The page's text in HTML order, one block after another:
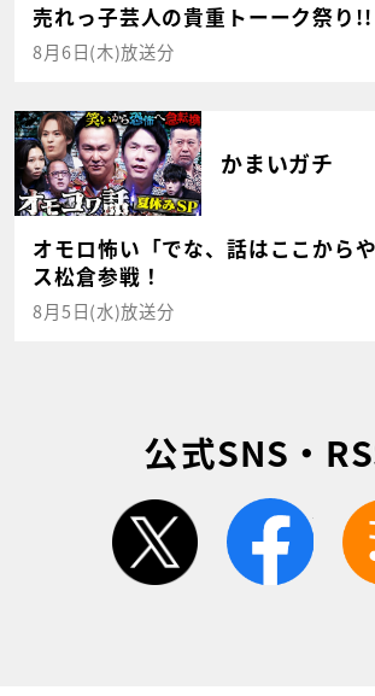
売れっ子芸人の貴重トーーク祭り!!
8月6日(木)放送分
かまいガチ
オモロ怖い「でな、話はここから
ス松倉参戦！
8月5日(水)放送分
公式SNS・
twitter